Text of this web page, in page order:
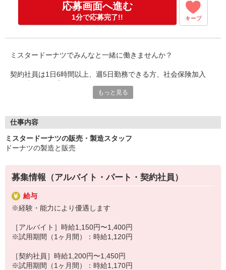
※試用期間（1ヶ月間）：時給1,170円
応募画面へ進む
1分で応募完了!! キープ
ミスタードーナツでみんなと一緒に働きませんか？
契約社員は1日6時間以上、週5日勤務できる方、社会保険加入
ドーナツの販売・製造から、ショップ運営に関わることまで幅広
ドーナツを通して、いっしょに成長していきましょう！
もっと見る
仕事内容
ミスタードーナツの販売・製造スタッフ
ドーナツの製造と販売
募集情報（アルバイト・パート・契約社員）
給与
※経験・能力により優遇します
［アルバイト］時給1,150円〜1,400円
※試用期間（1ヶ月間）：時給1,120円
［契約社員］時給1,200円〜1,450円
※試用期間（1ヶ月間）：時給1,170円